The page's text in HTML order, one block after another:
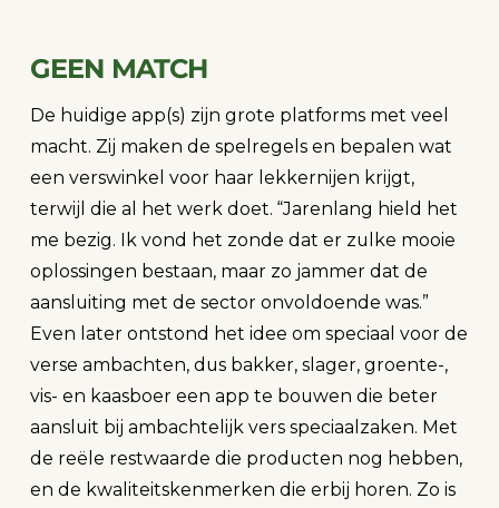
GEEN MATCH
De huidige app(s) zijn grote platforms met veel
macht. Zij maken de spelregels en bepalen wat
een verswinkel voor haar lekkernijen krijgt,
terwijl die al het werk doet. “Jarenlang hield het
me bezig. Ik vond het zonde dat er zulke mooie
oplossingen bestaan, maar zo jammer dat de
aansluiting met de sector onvoldoende was.”
Even later ontstond het idee om speciaal voor de
verse ambachten, dus bakker, slager, groente-,
vis- en kaasboer een app te bouwen die beter
aansluit bij ambachtelijk vers speciaalzaken. Met
de reële restwaarde die producten nog hebben,
en de kwaliteitskenmerken die erbij horen. Zo is